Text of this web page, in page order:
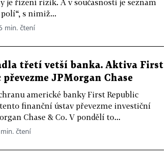
je řízení rizik. A v současnosti je seznam
s nimiž...
min. čtení
třetí vetší banka. Aktiva First
převezme JPMorgan Chase
americké banky First Republic
finanční ústav převezme investiční
Chase & Co. V pondělí to...
min. čtení